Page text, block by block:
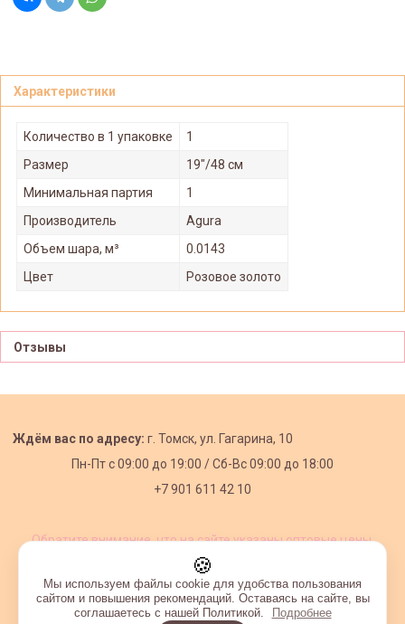
Характеристики
Количество в 1 упаковке
1
Размер
19"/48 см
Минимальная партия
1
Производитель
Agura
Объем шара, м³
0.0143
Цвет
Розовое золото
Отзывы
Ждём вас по адресу: г. Томск, ул. Гагарина, 10
Пн-Пт с09:00 до 19:00 /Сб-Вс 09:00 до 18:00
+7 901 611 42 10
Обратите внимание, что на сайте указаны оптовые цены,
🍪
Мы используем файлы cookie для удобства пользования
сайтом и повышения рекомендаций. Оставаясь на сайте, вы
соглашаетесь с нашей Политикой.
Подробнее